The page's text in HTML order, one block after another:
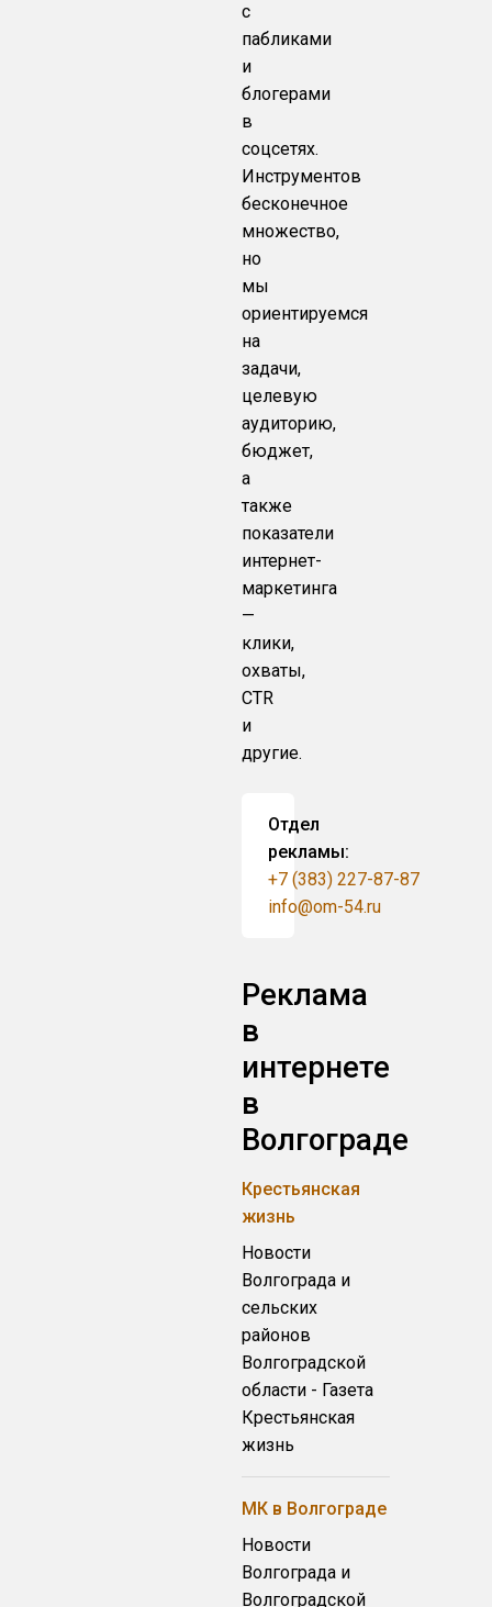
с
пабликами
и
блогерами
в
соцсетях.
Инструментов
бесконечное
множество,
но
мы
ориентируемся
на
задачи,
целевую
аудиторию,
бюджет,
а
также
показатели
интернет-
маркетинга
—
клики,
охваты,
CTR
и
другие.
Отдел
рекламы:
+7 (383) 227-87-87
info@om-54.ru
Реклама
в
интернете
в
Волгограде
Крестьянская
жизнь
Новости
Волгограда и
сельских
районов
Волгоградской
области - Газета
Крестьянская
жизнь
МК в Волгограде
Новости
Волгограда и
Волгоградской